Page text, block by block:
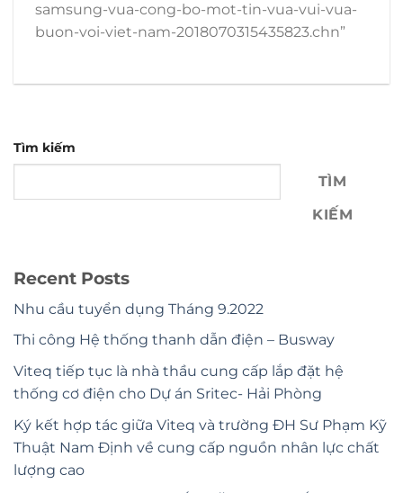
samsung-vua-cong-bo-mot-tin-vua-vui-vua-
buon-voi-viet-nam-2018070315435823.chn”
Tìm kiếm
TÌM
KIẾM
Recent Posts
Nhu cầu tuyển dụng Tháng 9.2022
Thi công Hệ thống thanh dẫn điện – Busway
Viteq tiếp tục là nhà thầu cung cấp lắp đặt hệ
thống cơ điện cho Dự án Sritec- Hải Phòng
Ký kết hợp tác giữa Viteq và trường ĐH Sư Phạm Kỹ
Thuật Nam Định về cung cấp nguồn nhân lực chất
lượng cao